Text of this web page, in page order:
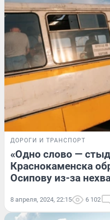
ДОРОГИ И ТРАНСПОРТ
«Одно слово —
Краснокаменска
Осипову из-за
8 апреля, 2024, 22:15 6 102